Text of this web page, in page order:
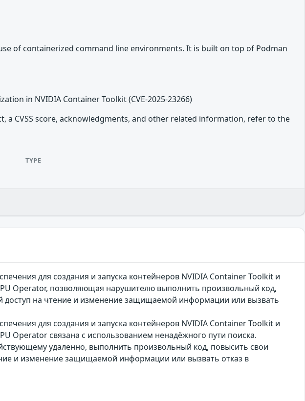
of containerized command line environments. It is built on top of Podman
in NVIDIA Container Toolkit (CVE-2025-23266)
a CVSS score, acknowledgments, and other related information, refer to the
TYPE
для создания и запуска контейнеров NVIDIA Container Toolkit и
Operator, позволяющая нарушителю выполнить произвольный код,
доступ на чтение и изменение защищаемой информации или вызвать
для создания и запуска контейнеров NVIDIA Container Toolkit и
Operator связана с использованием ненадёжного пути поиска.
удаленно, выполнить произвольный код, повысить свои
и изменение защищаемой информации или вызвать отказ в